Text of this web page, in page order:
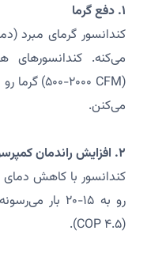
۱. دفع گرما
می‌کنن.
۲. افزایش راندمان کمپرسور
(COP ۴.۵).